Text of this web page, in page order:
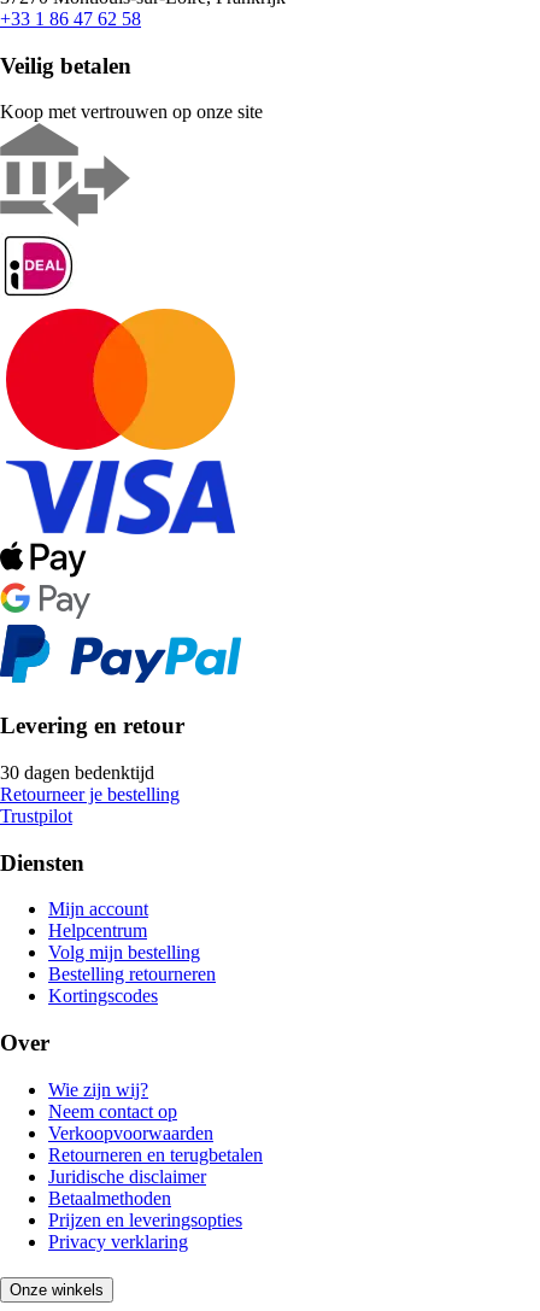
+33 1 86 47 62 58
Veilig betalen
Koop met vertrouwen op onze site
Levering en retour
30 dagen bedenktijd
Retourneer je bestelling
Trustpilot
Diensten
Mijn account
Helpcentrum
Volg mijn bestelling
Bestelling retourneren
Kortingscodes
Over
Wie zijn wij?
Neem contact op
Verkoopvoorwaarden
Retourneren en terugbetalen
Juridische disclaimer
Betaalmethoden
Prijzen en leveringsopties
Privacy verklaring
Onze winkels